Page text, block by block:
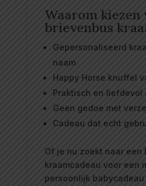
Waarom
brievenbus
Gepersonaliseerd
naam
Happy Horse knuffel
Praktisch en liefdevol
Geen gedoe met
Cadeau dat echt
Of je nu zoekt naar een
kraamcadeau voor een
persoonlijk